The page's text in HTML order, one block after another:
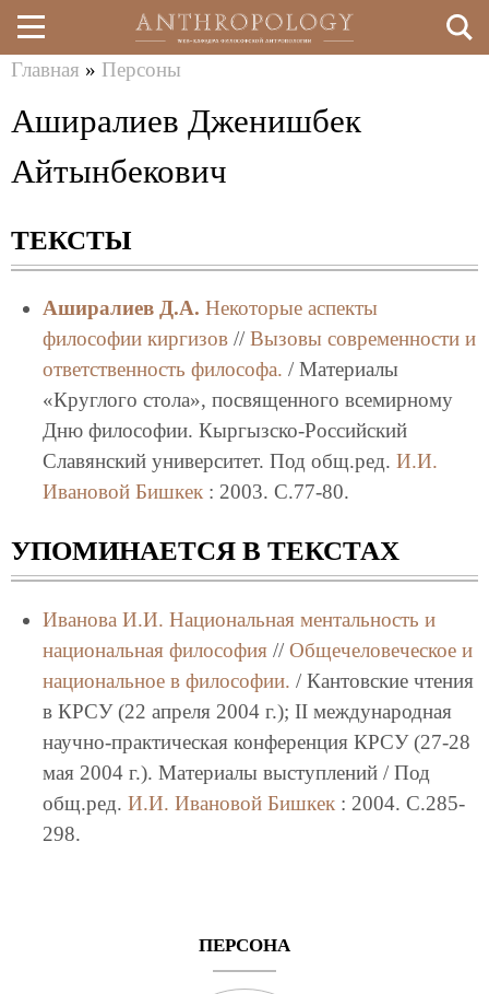
Перейти
к
основному
здесь
Главная » Персоны
Аширалиев Дженишбек
Айтынбекович
ТЕКСТЫ
Аширалиев Д.А. Некоторые аспекты
философии киргизов// Вызовы современности и
ответственность философа. / Материалы
«Круглого стола», посвященного всемирному
Дню философии. Кыргызско-Российский
Славянский университет. Под общ.ред. И.И.
Ивановой Бишкек: 2003. C.77-80.
УПОМИНАЕТСЯ В ТЕКСТАХ
Иванова И.И. Национальная ментальность и
национальная философия// Общечеловеческое и
национальное в философии. / Кантовские чтения
в КРСУ (22 апреля 2004 г.); II международная
научно-практическая конференция КРСУ (27-28
мая 2004 г.). Материалы выступлений / Под
общ.ред. И.И. Ивановой Бишкек: 2004. C.285-
298.
ПЕРСОНА